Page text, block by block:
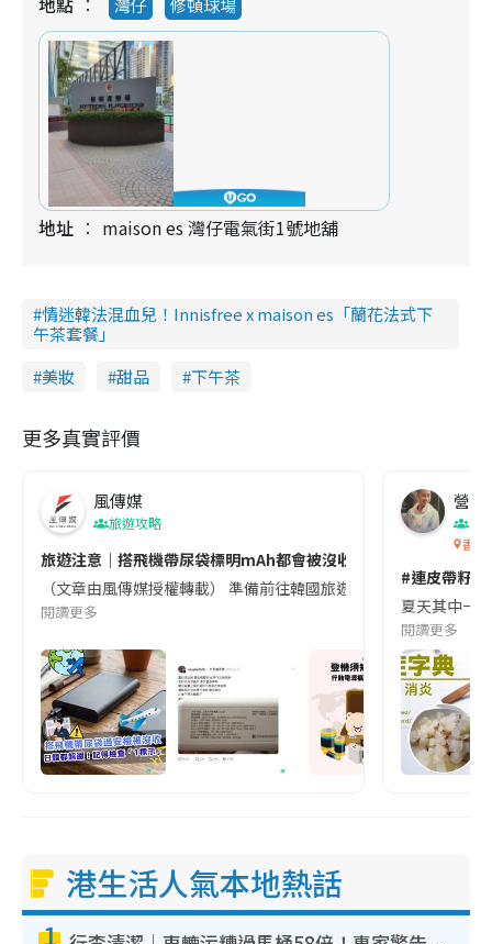
灣仔 修頓球場
地址 maison es 灣仔電氣街1號地舖
情迷韓法混血兒！Innisfree x maison es「蘭花法式下
午茶套餐」
美妝
甜品 下午茶
更多真實評價
風傳媒
旅遊攻略
旅遊注意｜搭飛機帶尿袋標明mAh都會被沒收😱出發前切記檢查
（文章由風傳媒授權轉載） 準備前往韓國旅遊的民眾，近期要
閱讀更多
營養
香港
#連皮帶籽
夏天其中一
閱讀更多
港生活人氣本地熱話
1